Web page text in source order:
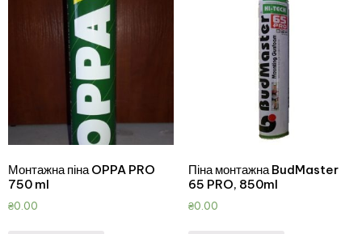
Монтажна піна OPPA PRO
750 ml
₴0.00
Піна монтажна BudMaster
65 PRO, 850ml
₴0.00